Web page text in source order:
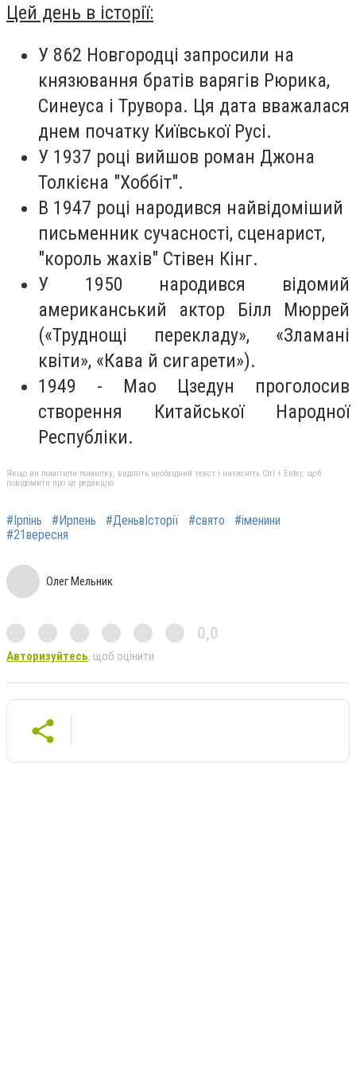
Цей день в історії:
У 862 Новгородці запросили на
князювання братів варягів Рюрика,
Синеуса і Трувора. Ця дата вважалася
днем початку Київської Русі.
У 1937 році вийшов роман Джона
Толкієна "Хоббіт".
В 1947 році народився найвідоміший
письменник сучасності, сценарист,
"король жахів" Стівен Кінг.
У 1950 народився відомий
американський актор Білл Мюррей
(«Труднощі перекладу», «Зламані
квіти», «Кава й сигарети»).
1949 - Мао Цзедун проголосив
створення Китайської Народної
Республіки.
Якщо ви помітили помилку, виділіть необхідний текст і натисніть Ctrl + Enter, щоб
повідомити про це редакцію
#Ірпінь #Ирпень #ДеньвІсторії #свято
#іменини
#21вересня
Олег Мельник
0,0
Авторизуйтесь, щоб оцінити